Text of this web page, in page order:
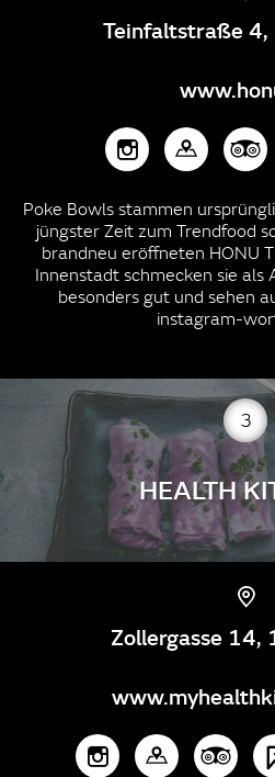
Teinfaltstraße
Poke Bowls stammen
jüngster Zeit zum Trendfood
brandneu eröffneten HONU
Innenstadt schmecken sie
besonders gut und sehen
instagram-
3
HEALTH
Zollergasse 14,